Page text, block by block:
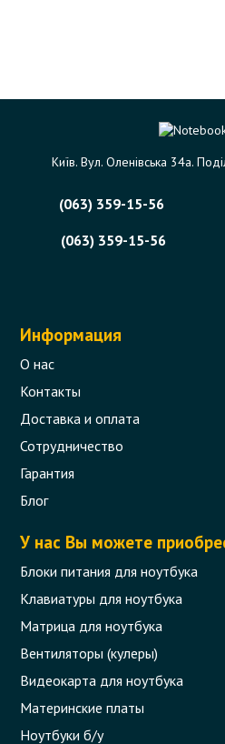
Київ. Вул. Оленівська 34а.
(063) 359-15-56
(063) 359-15-56
Информация
О нас
Контакты
Доставка и оплата
Сотрудничество
Гарантия
Блог
У нас Вы можете
Блоки питания для ноутбука
Клавиатуры для ноутбука
Матрица для ноутбука
Вентиляторы (кулеры)
Видеокарта для ноутбука
Материнские платы
Ноутбуки б/у